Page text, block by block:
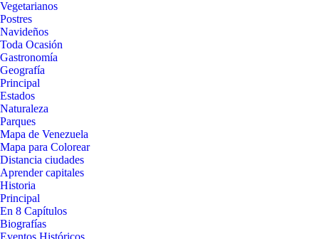
Vegetarianos
Postres
Navideños
Toda Ocasión
Gastronomía
Geografía
Principal
Estados
Naturaleza
Parques
Mapa de Venezuela
Mapa para Colorear
Distancia ciudades
Aprender capitales
Historia
Principal
En 8 Capítulos
Biografías
Eventos Históricos